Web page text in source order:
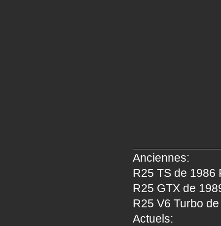
Anciennes:
R25 TS de 1986
R25 GTX de
R25 V6 Turbo
Actuels: